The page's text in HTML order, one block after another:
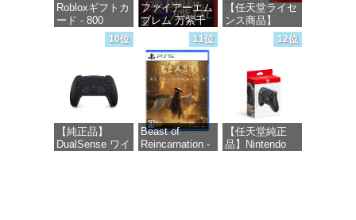
Robloxギフトカ
ード - 800
Robux 【限定バ
ーチャルアイテ
ームコード】
ロブロックス |
オンラインコー
ド版
価格：¥1,300
ファイアーエム
ブレム 万紫千
紅 -Switch2
価格：¥8,979
【任天堂ライセ
ンス商品】
256GB for
Nintendo Switch
2(サムスン マイ
クロSDエクス
プレスカード
256GB)
【Amazon.co.jp
10位
【純正品】
DualSense ワイ
11位
Beast of
Reincarnation -
12位
【任天堂純正
品】Nintendo